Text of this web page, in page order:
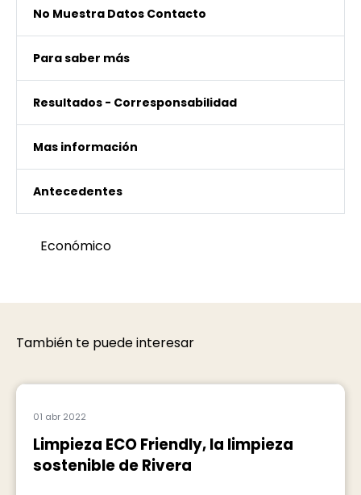
No Muestra Datos Contacto
Para saber más
Resultados - Corresponsabilidad
Mas información
Antecedentes
Económico
También te puede interesar
01 abr 2022
Limpieza ECO Friendly, la limpieza
sostenible de Rivera